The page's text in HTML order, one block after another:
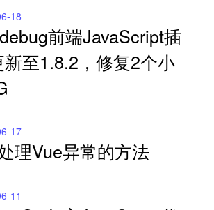
18
前端JavaScript插
至1.8.2，修复2个小
17
理Vue异常的方法
11